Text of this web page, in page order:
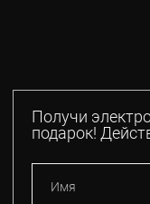
Получи
подарок!